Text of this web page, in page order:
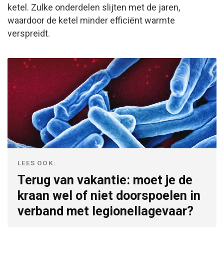
ketel. Zulke onderdelen slijten met de jaren,
waardoor de ketel minder efficiënt warmte
verspreidt.
LEES OOK:
Terug van vakantie: moet je de
kraan wel of niet doorspoelen in
verband met legionellagevaar?